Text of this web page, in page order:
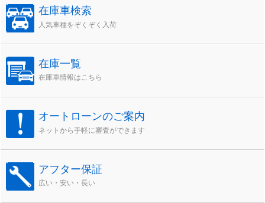
在庫車検索
人気車種をぞくぞく入荷
在庫一覧
在庫車情報はこちら
オートローンのご案内
ネットから手軽に審査ができます
アフター保証
広い・安い・長い